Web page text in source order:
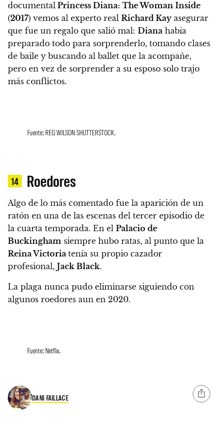
documental Princess Diana: The Woman Inside
(2017) vemos al experto real Richard Kayasegurar
que fue un regalo que salió mal: Diana había
preparado todo para sorprenderlo, tomando clases
de baile y buscando al ballet que la acompañe,
pero en vez de sorprender a su esposo solo trajo
más conflictos.
Fuente: REG WILSON SHUTTERSTOCK.
14 Roedores
Algo de lo más comentado fue la aparición de un
ratón en una de las escenas del tercer episodio de
la cuarta temporada. En el Palacio de
Buckingham siempre hubo ratas, al punto que la
Reina Victoria tenía su propio cazador
profesional, Jack Black.
La plaga nunca pudo eliminarse siguiendo con
algunos roedores aun en 2020.
Fuente: Netflix.
DANI FAILLACE